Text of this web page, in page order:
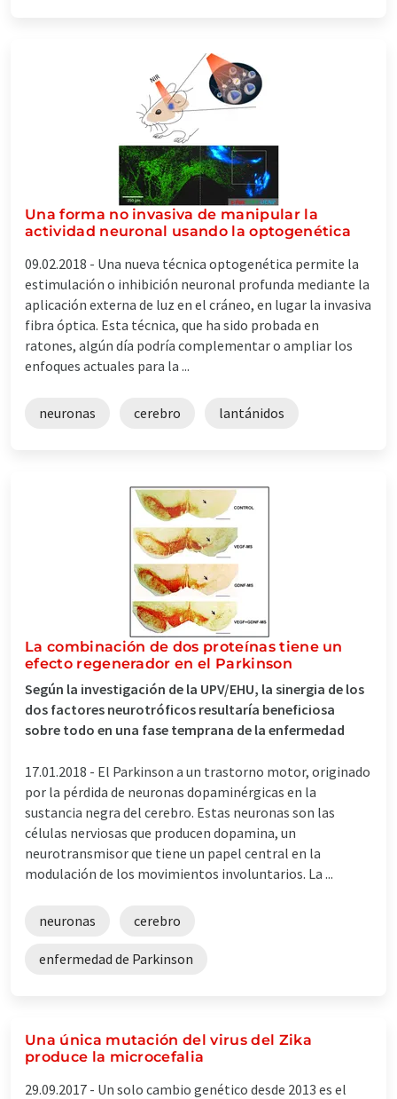
Una forma no invasiva de manipular la
actividad neuronal usando la optogenética
09.02.2018 - Una nueva técnica optogenética permite la
estimulación o inhibición neuronal profunda mediante la
aplicación externa de luz en el cráneo, en lugar la invasiva
fibra óptica. Esta técnica, que ha sido probada en
ratones, algún día podría complementar o ampliar los
enfoques actuales para la ...
neuronas cerebro lantánidos
La combinación de dos proteínas tiene un
efecto regenerador en el Parkinson
Según la investigación de la UPV/EHU, la sinergia de los
dos factores neurotróficos resultaría beneficiosa
sobre todo en una fase temprana de la enfermedad
17.01.2018 - El Parkinson a un trastorno motor, originado
por la pérdida de neuronas dopaminérgicas en la
sustancia negra del cerebro. Estas neuronas son las
células nerviosas que producen dopamina, un
neurotransmisor que tiene un papel central en la
modulación de los movimientos involuntarios. La ...
neuronas cerebro
enfermedad de Parkinson
Una única mutación del virus del Zika
produce la microcefalia
29.09.2017 - Un solo cambio genético desde 2013 es el